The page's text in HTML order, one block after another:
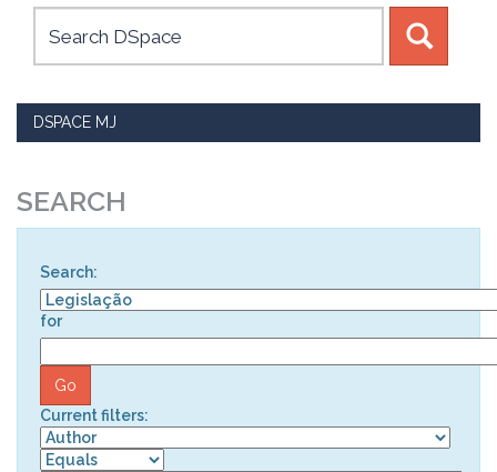
DSPACE MJ
SEARCH
Search:
for
Current filters: